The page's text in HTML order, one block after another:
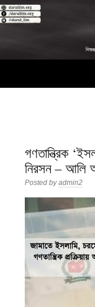
বিশুদ্ধ আকিদা ও নববী মানহাজের দিকে
গণতান্ত্রিক
নিরসন – আলি
Posted byadmin2